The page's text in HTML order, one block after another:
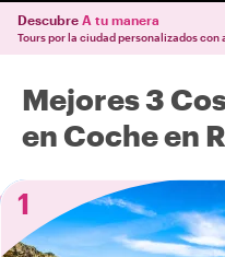
Descubre A tu manera
Tours por la ciudad personalizados
Mejores 3
en Coche en
1